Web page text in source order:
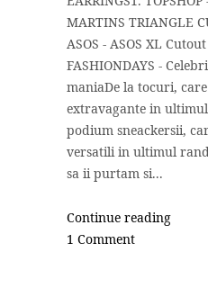
MARTINS TRIANGLE
ASOS - ASOS XL
FASHIONDAYS -
maniaDe la tocuri,
extravagante in
podium sneackersii,
versatili in ultimul
sa ii purtam si...
Continue reading
1 Comment